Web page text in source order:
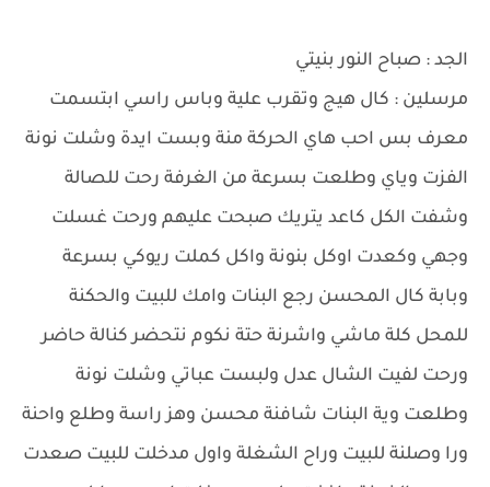
الجد : صباح النور بنيتي
مرسلين : كال هيج وتقرب علية وباس راسي ابتسمت
معرف بس احب هاي الحركة منة وبست ايدة وشلت نونة
الفزت وياي وطلعت بسرعة من الغرفة رحت للصالة
وشفت الكل كاعد يتريك صبحت عليهم ورحت غسلت
وجهي وكعدت اوكل بنونة واكل كملت ريوكي بسرعة
وبابة كال المحسن رجع البنات وامك للبيت والحكنة
للمحل كلة ماشي واشرنة حتة نكوم نتحضر كنالة حاضر
ورحت لفيت الشال عدل ولبست عباتي وشلت نونة
وطلعت وية البنات شافنة محسن وهز راسة وطلع واحنة
ورا وصلنة للبيت وراح الشغلة واول مدخلت للبيت صعدت